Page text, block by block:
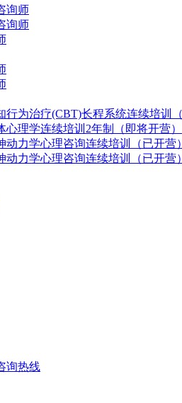
询师
询师
行为治疗(CBT)长程系统连续培训
心理学连续培训2年制（即将开营）
动力学心理咨询连续培训（已开营）
动力学心理咨询连续培训（已开营）
询热线